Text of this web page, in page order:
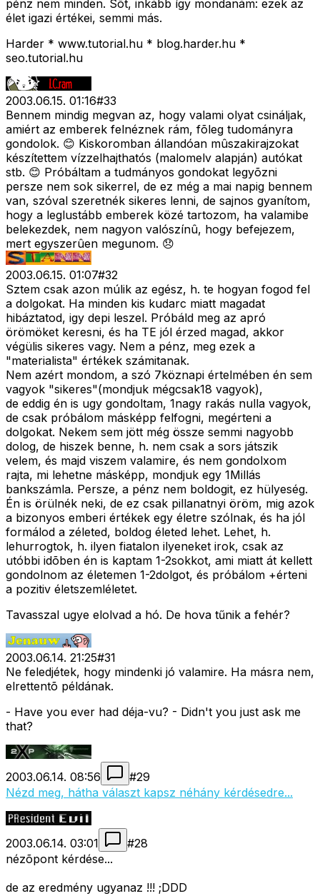
pénz nem minden. Sõt, inkább így mondanám: ezek az
élet igazi értékei, semmi más.
Harder * www.tutorial.hu * blog.harder.hu *
seo.tutorial.hu
2003.06.15. 01:16#33
Bennem mindig megvan az, hogy valami olyat csináljak,
amiért az emberek felnéznek rám, fõleg tudományra
gondolok. 😊 Kiskoromban állandóan mûszakirajzokat
készítettem vízzelhajthatós (malomelv alapján) autókat
stb. 😊 Próbáltam a tudmányos gondokat legyõzni
persze nem sok sikerrel, de ez még a mai napig bennem
van, szóval szeretnék sikeres lenni, de sajnos gyanítom,
hogy a leglustább emberek közé tartozom, ha valamibe
belekezdek, nem nagyon valószínû, hogy befejezem,
mert egyszerûen megunom. 😞
2003.06.15. 01:07#32
Sztem csak azon múlik az egész, h. te hogyan fogod fel
a dolgokat. Ha minden kis kudarc miatt magadat
hibáztatod, igy depi leszel. Próbáld meg az apró
örömöket keresni, és ha TE jól érzed magad, akkor
végülis sikeres vagy. Nem a pénz, meg ezek a
"materialista" értékek számitanak.
Nem azért mondom, a szó 7köznapi értelmében én sem
vagyok "sikeres"(mondjuk mégcsak18 vagyok),
de eddig én is ugy gondoltam, 1nagy rakás nulla vagyok,
de csak próbálom másképp felfogni, megérteni a
dolgokat. Nekem sem jött még össze semmi nagyobb
dolog, de hiszek benne, h. nem csak a sors játszik
velem, és majd viszem valamire, és nem gondolxom
rajta, mi lehetne másképp, mondjuk egy 1Millás
bankszámla. Persze, a pénz nem boldogit, ez hülyeség.
Én is örülnék neki, de ez csak pillanatnyi öröm, mig azok
a bizonyos emberi értékek egy életre szólnak, és ha jól
formálod a zéleted, boldog életed lehet. Lehet, h.
lehurrogtok, h. ilyen fiatalon ilyeneket irok, csak az
utóbbi idõben én is kaptam 1-2sokkot, ami miatt át kellett
gondolnom az életemen 1-2dolgot, és próbálom +érteni
a pozitiv életszemléletet.
Tavasszal ugye elolvad a hó. De hova tűnik a fehér?
2003.06.14. 21:25#31
Ne feledjétek, hogy mindenki jó valamire. Ha másra nem,
elrettentõ példának.
- Have you ever had déja-vu? - Didn't you just ask me
that?
2003.06.14. 08:56 #29
Nézd meg, hátha választ kapsz néhány kérdésedre...
2003.06.14. 03:01 #28
nézõpont kérdése...
de az eredmény ugyanaz !!! ;DDD